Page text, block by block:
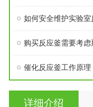
如何安全维护实验室
购买反应釜需要考虑
催化反应釜工作原理
详细介绍